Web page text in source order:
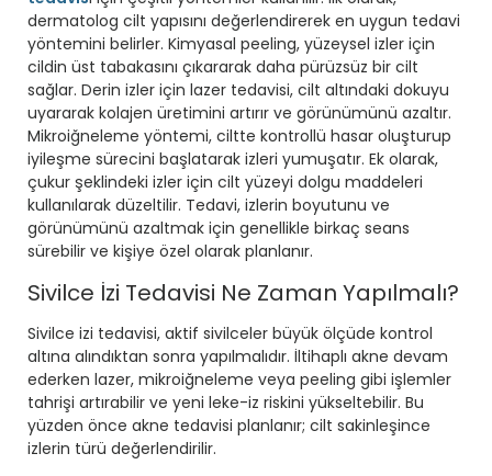
dermatolog cilt yapısını değerlendirerek en uygun tedavi
yöntemini belirler. Kimyasal peeling, yüzeysel izler için
cildin üst tabakasını çıkararak daha pürüzsüz bir cilt
sağlar. Derin izler için lazer tedavisi, cilt altındaki dokuyu
uyararak kolajen üretimini artırır ve görünümünü azaltır.
Mikroiğneleme yöntemi, ciltte kontrollü hasar oluşturup
iyileşme sürecini başlatarak izleri yumuşatır. Ek olarak,
çukur şeklindeki izler için cilt yüzeyi dolgu maddeleri
kullanılarak düzeltilir. Tedavi, izlerin boyutunu ve
görünümünü azaltmak için genellikle birkaç seans
sürebilir ve kişiye özel olarak planlanır.
Sivilce İzi Tedavisi Ne Zaman Yapılmalı?
Sivilce izi tedavisi, aktif sivilceler büyük ölçüde kontrol
altına alındıktan sonra yapılmalıdır. İltihaplı akne devam
ederken lazer, mikroiğneleme veya peeling gibi işlemler
tahrişi artırabilir ve yeni leke-iz riskini yükseltebilir. Bu
yüzden önce akne tedavisi planlanır; cilt sakinleşince
izlerin türü değerlendirilir.